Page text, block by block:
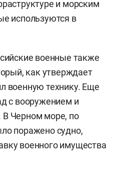
и морским
используются в
военные также
как утверждает
военную технику. Еще
с вооружением и
Черном море, по
поражено судно,
военного имущества